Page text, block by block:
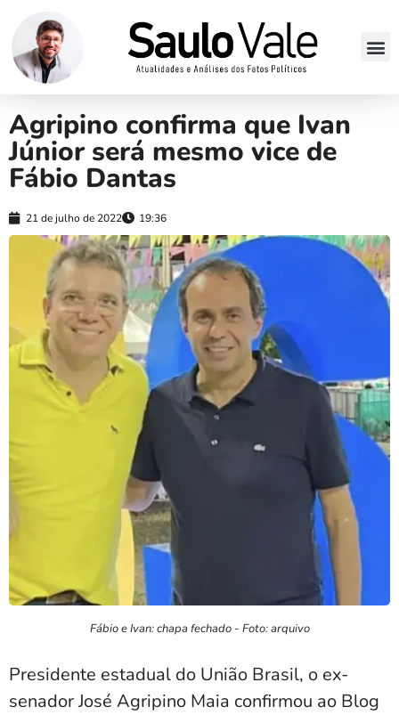
Agripino confirma que Ivan
Júnior será mesmo vice de
Fábio Dantas
21 de julho de 2022 19:36
Fábio e Ivan: chapa fechado - Foto: arquivo
Presidente estadual do União Brasil, o ex-
senador José Agripino Maia confirmou ao Blog